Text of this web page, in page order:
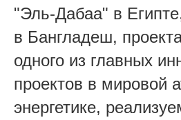
"Эль-Дабаа" в
в Бангладеш,
одного из главных
проектов в мировой
энергетике,